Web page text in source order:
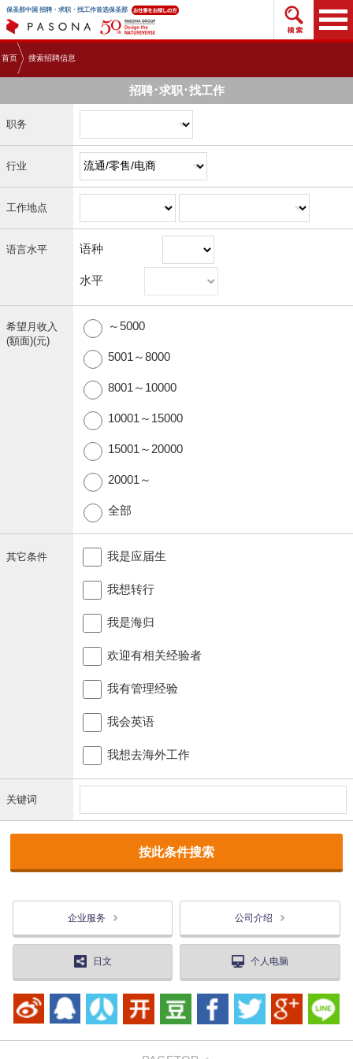
保圣那中国 招聘・求职・找工作首选保圣那 搜索
首页 搜索招聘信息
招聘･求职･找工作
职务
行业
工作地点
语言水平 语种
水平
希望月收入
(額面)(元)
～5000
5001～8000
8001～10000
10001～15000
15001～20000
20001～
全部
其它条件 我是应届生
我想转行
我是海归
欢迎有相关经验者
我有管理经验
我会英语
我想去海外工作
关键词
企业服务 公司介绍
日文 个人电脑